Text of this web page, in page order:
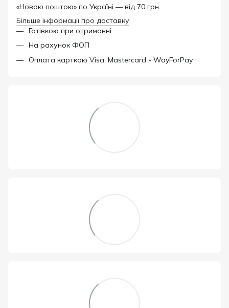
«Новою поштою» по Україні — від 70 грн.
Більше інформації про доставку
Готівкою при отриманні
На рахунок ФОП
Оплата карткою Visa, Mastercard - WayForPay